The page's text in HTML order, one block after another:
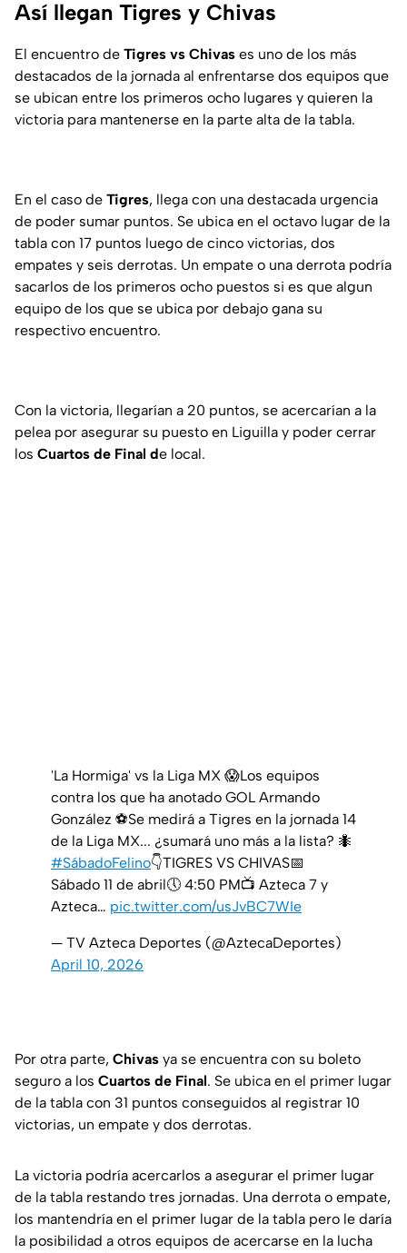
Así llegan Tigres y Chivas
El encuentro de Tigres vs Chivas es uno de los más
destacados de la jornada al enfrentarse dos equipos que
se ubican entre los primeros ocho lugares y quieren la
victoria para mantenerse en la parte alta de la tabla.
En el caso de Tigres, llega con una destacada urgencia
de poder sumar puntos. Se ubica en el octavo lugar de la
tabla con 17 puntos luego de cinco victorias, dos
empates y seis derrotas. Un empate o una derrota podría
sacarlos de los primeros ocho puestos si es que algun
equipo de los que se ubica por debajo gana su
respectivo encuentro.
Con la victoria, llegarían a 20 puntos, se acercarían a la
pelea por asegurar su puesto en Liguilla y poder cerrar
los Cuartos de Final de local.
'La Hormiga' vs la Liga MX 😱Los equipos
contra los que ha anotado GOL Armando
González ⚽Se medirá a Tigres en la jornada 14
de la Liga MX... ¿sumará uno más a la lista? 🐜
#SábadoFelino👇TIGRES VS CHIVAS📅
Sábado 11 de abril🕔 4:50 PM⁣📺 Azteca 7 ⁣⁣y
Azteca… pic.twitter.com/usJvBC7WIe
— TV Azteca Deportes (@AztecaDeportes)
April 10, 2026
Por otra parte, Chivas ya se encuentra con su boleto
seguro a los Cuartos de Final. Se ubica en el primer lugar
de la tabla con 31 puntos conseguidos al registrar 10
victorias, un empate y dos derrotas.
La victoria podría acercarlos a asegurar el primer lugar
de la tabla restando tres jornadas. Una derrota o empate,
los mantendría en el primer lugar de la tabla pero le daría
la posibilidad a otros equipos de acercarse en la lucha